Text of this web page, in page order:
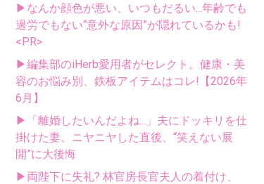
▶なんか顔色が悪い、いつもだるい...年齢でも
過労でもない“意外な原因”が隠れているかも!
<PR>
▶編集部のiHerb愛用者がセレクト。健康・美
容のお悩み別、鉄板アイテムはコレ!【2026年
6月】
▶「離婚したいんだよね...」夫にドッキリを仕
掛けた妻。ニヤニヤした直後、“笑えない展
開”に大後悔
▶両陛下に失礼? 林官房長官夫人の着付け、